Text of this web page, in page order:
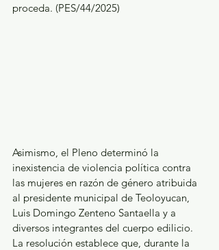
proceda. (PES/44/2025)
Asimismo, el Pleno determinó la
inexistencia de violencia política contra
las mujeres en razón de género atribuida
al presidente municipal de Teoloyucan,
Luis Domingo Zenteno Santaella y a
diversos integrantes del cuerpo edilicio.
La resolución establece que, durante la